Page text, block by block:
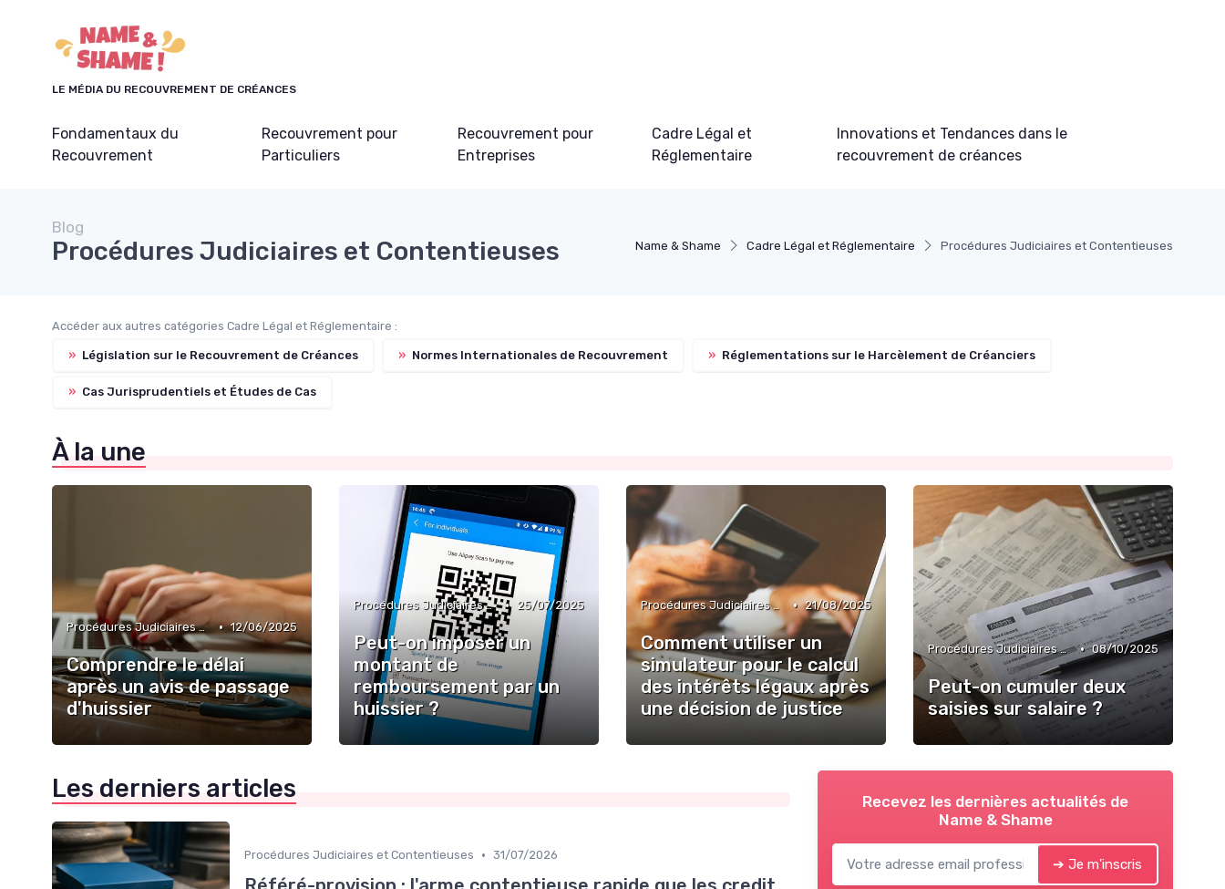
LE MÉDIA DU RECOUVREMENT DE CRÉANCES
Fondamentaux du
Recouvrement
Recouvrement pour
Particuliers
Recouvrement pour
Entreprises
Cadre Légal et
Réglementaire
Innovations et Tendances dans le
recouvrement de créances
Name & Shame Cadre Légal et Réglementaire Procédures Judiciaires et Contentieuses
Blog
Procédures Judiciaires et Contentieuses
Accéder aux autres catégories Cadre Légal et Réglementaire :
» Législation sur le Recouvrement de Créances » Normes Internationales de Recouvrement » Réglementations sur le Harcèlement de Créanciers
» Cas Jurisprudentiels et Études de Cas
À la une
Procédures Judiciaires et Contentieuses • 12/06/2025
Comprendre le délai
après un avis de passage
d'huissier
Procédures Judiciaires et Contentieuses • 25/07/2025
Peut-on imposer un
montant de
remboursement par un
huissier ?
Procédures Judiciaires et Contentieuses • 21/08/2025
Comment utiliser un
simulateur pour le calcul
des intérêts légaux après
une décision de justice
Procédures Judiciaires et Contentieuses • 08/10/2025
Peut-on cumuler deux
saisies sur salaire ?
Les derniers articles
Procédures Judiciaires et Contentieuses • 31/07/2026
Recevez les dernières actualités de
Name & Shame
➔ Je m'inscris